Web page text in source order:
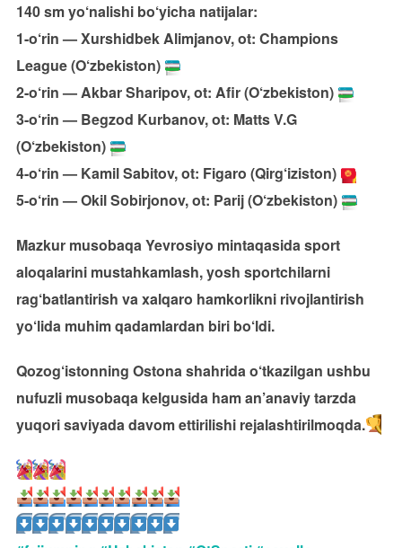
140 sm yo‘nalishi bo‘yicha natijalar:
1-o‘rin — Xurshidbek Alimjanov, ot: Champions
League (O‘zbekiston)
2-o‘rin — Akbar Sharipov, ot: Afir (O‘zbekiston)
3-o‘rin — Begzod Kurbanov, ot: Matts V.G
(O‘zbekiston)
4-o‘rin — Kamil Sabitov, ot: Figaro (Qirg‘iziston)
5-o‘rin — Okil Sobirjonov, ot: Parij (O‘zbekiston)
Mazkur musobaqa Yevrosiyo mintaqasida sport
aloqalarini mustahkamlash, yosh sportchilarni
rag‘batlantirish va xalqaro hamkorlikni rivojlantirish
yo‘lida muhim qadamlardan biri bo‘ldi.
Qozog‘istonning Ostona shahrida o‘tkazilgan ushbu
nufuzli musobaqa kelgusida ham an’anaviy tarzda
yuqori saviyada davom ettirilishi rejalashtirilmoqda.